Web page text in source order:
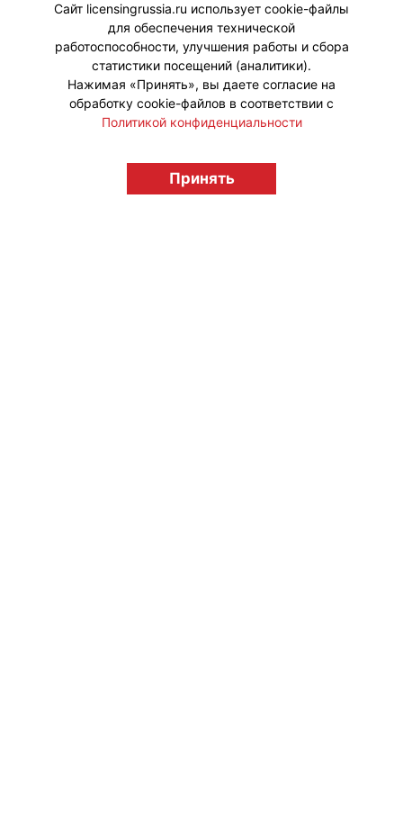
Сайт licensingrussia.ru использует cookie-файлы
для обеспечения технической
работоспособности, улучшения работы и сбора
статистики посещений (аналитики).
Нажимая «Принять», вы даете согласие на
обработку cookie-файлов в соответствии с
Политикой конфиденциальности
Принять